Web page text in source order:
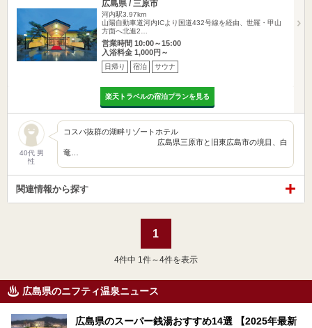
広島県 / 三原市
河内駅3.97km
山陽自動車道河内ICより国道432号線を経由、世羅・甲山
方面へ北進2…
営業時間 10:00～15:00
入浴料金 1,000円～
日帰り 宿泊 サウナ
楽天トラベルの宿泊プランを見る
40代 男
性
コスパ抜群の湖畔リゾートホテル
広島県三原市と旧東広島市の境目、白
竜…
関連情報から探す
1
4件中 1件～4件を表示
広島県のニフティ温泉ニュース
広島県のスーパー銭湯おすすめ14選 【2025年最新